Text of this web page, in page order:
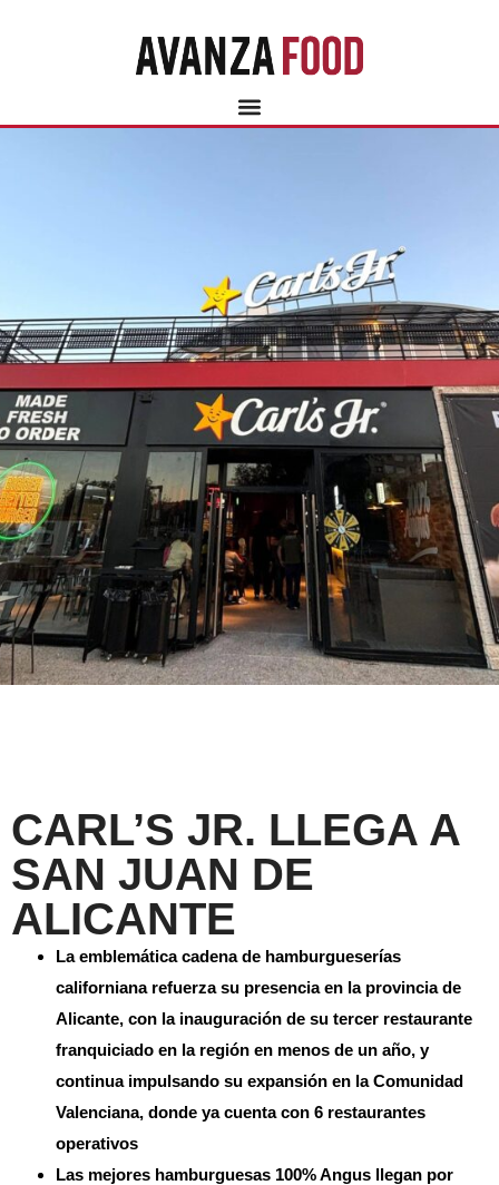
CARL’S JR. LLEGA A
SAN JUAN DE
ALICANTE
La emblemática cadena de hamburgueserías
californiana refuerza su presencia en la provincia de
Alicante, con la inauguración de su tercer restaurante
franquiciado en la región en menos de un año, y
continua impulsando su expansión en la Comunidad
Valenciana, donde ya cuenta con 6 restaurantes
operativos
Las mejores hamburguesas 100% Angus llegan por